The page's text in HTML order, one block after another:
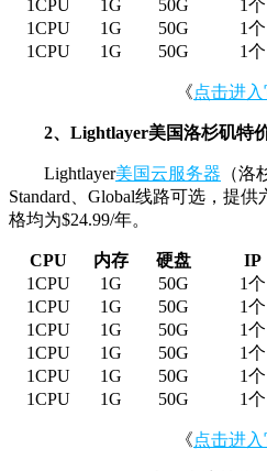
1CPU 1G 50G 1 个
1CPU
1G 50G 1个
1CPU
1G 50G 1个
《点击进
2、Lightlayer美国洛杉矶特
Lightlayer美国云服务器 （洛
Standard、Global线路可选，提
格均为$24.99/年。
CPU 内存 硬盘 IP
1CPU
1G 50G 1个
1CPU
1G 50G 1个
1CPU
1G 50G 1个
1CPU
1G 50G 1个
1CPU
1G 50G 1个
1CPU
1G 50G 1个
《点击进